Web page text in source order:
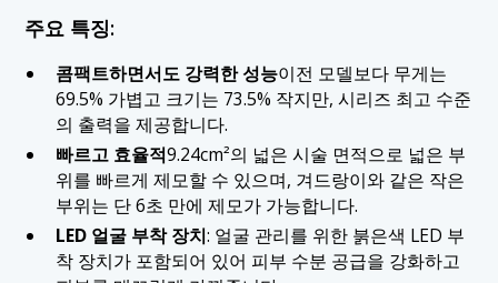
주요 특징:
콤팩트하면서도 강력한 성능이전 모델보다 무게는
69.5% 가볍고 크기는 73.5% 작지만, 시리즈 최고 수준
의 출력을 제공합니다.
빠르고 효율적9.24cm²의 넓은 시술 면적으로 넓은 부
위를 빠르게 제모할 수 있으며, 겨드랑이와 같은 작은
부위는 단 6초 만에 제모가 가능합니다.
LED 얼굴 부착 장치: 얼굴 관리를 위한 붉은색 LED 부
착 장치가 포함되어 있어 피부 수분 공급을 강화하고